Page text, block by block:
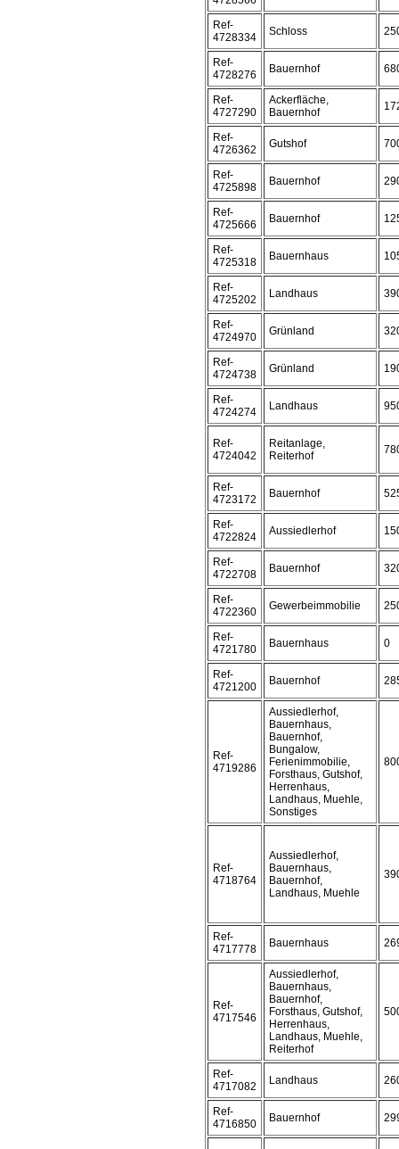
Ref-
4728334
Schloss
Ref-
4728276
Bauernhof
Ref-
4727290
Ackerfläche,
Bauernhof
Ref-
4726362
Gutshof
Ref-
4725898
Bauernhof
Ref-
4725666
Bauernhof
Ref-
4725318
Bauernhaus
Ref-
4725202
Landhaus
Ref-
4724970
Grünland
Ref-
4724738
Grünland
Ref-
4724274
Landhaus
Ref-
4724042
Reitanlage,
Reiterhof
Ref-
4723172
Bauernhof
Ref-
4722824
Aussiedlerhof
Ref-
4722708
Bauernhof
Ref-
4722360
Gewerbeimmobilie
Ref-
4721780
Bauernhaus 0
Ref-
4721200
Bauernhof
Ref-
4719286
Aussiedlerhof,
Bauernhaus,
Bauernhof,
Bungalow,
Ferienimmobilie,
Forsthaus, Gutshof,
Herrenhaus,
Landhaus, Muehle,
Sonstiges
Ref-
4718764
Aussiedlerhof,
Bauernhaus,
Bauernhof,
Landhaus, Muehle
Ref-
4717778
Bauernhaus
Ref-
4717546
Aussiedlerhof,
Bauernhaus,
Bauernhof,
Forsthaus, Gutshof,
Herrenhaus,
Landhaus, Muehle,
Reiterhof
Ref-
4717082
Landhaus
Ref-
4716850
Bauernhof